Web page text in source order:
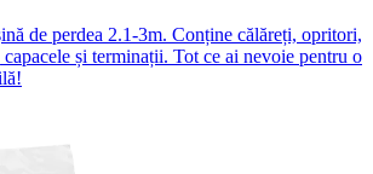
de perdea 2.1-3m. Conține călăreți, opritori,
și terminații. Tot ce ai nevoie pentru o